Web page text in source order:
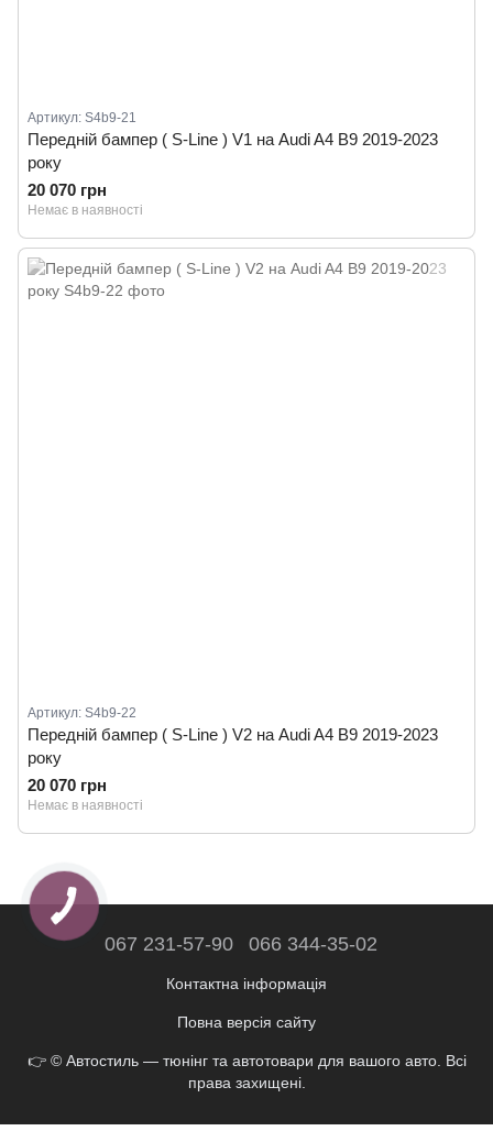
Артикул: S4b9-21
Передній бампер ( S-Line ) V1 на Audi A4 B9 2019-2023
року
20 070 грн
Немає в наявності
Артикул: S4b9-22
Передній бампер ( S-Line ) V2 на Audi A4 B9 2019-2023
року
20 070 грн
Немає в наявності
067 231-57-90 066 344-35-02
Контактна інформація
Повна версія сайту
👉 © Автостиль — тюнінг та автотовари для вашого авто. Всі
права захищені.